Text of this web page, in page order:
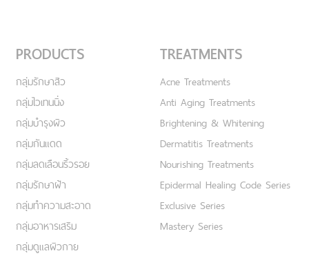
PRODUCTS
กลุ่มรักษาสิว
กลุ่มไวเทนนิ่ง
กลุ่มบำรุงผิว
กลุ่มกันแดด
กลุ่มลดเลือนริ้วรอย
กลุ่มรักษาฝ้า
กลุ่มทำความสะอาด
กลุ่มอาหารเสริม
กลุ่มดูแลผิวกาย
TREATMENTS
Acne Treatments
Anti Aging Treatments
Brightening & Whitening
Dermatitis Treatments
Nourishing Treatments
Epidermal Healing Code Series
Exclusive Series
Mastery Series